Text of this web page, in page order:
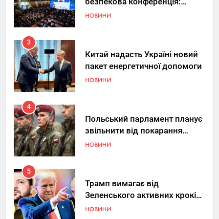
Україна знову у фокусі світу
НОВИНИ
3
Китай надасть Україні новий
пакет енергетичної допомоги
НОВИНИ
4
Польський парламент планує
звільнити від покарання
добровольців ЗСУ
НОВИНИ
5
Трамп вимагає від
Зеленського активних кроків
у мирному процесі
НОВИНИ